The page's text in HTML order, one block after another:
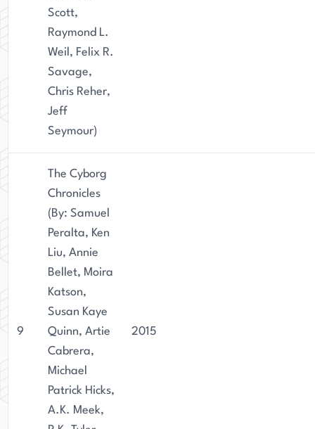
Scott,
Raymond L.
Weil, Felix R.
Savage,
Chris Reher,
Jeff
Seymour)
9
The Cyborg
Chronicles
(By: Samuel
Peralta, Ken
Liu, Annie
Bellet, Moira
Katson,
Susan Kaye
Quinn, Artie
Cabrera,
Michael
Patrick Hicks,
A.K. Meek,
2015